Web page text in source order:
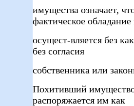
имущества означает,
фактическое
осущест-вляется без
без согласия
собственника или
Похитивший имущество
распоряжается им как